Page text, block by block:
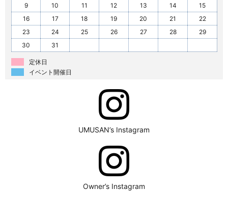
9
10 11 12 13 14
15
16
17 18 19 20 21
22
23
24 25 26 27 28
29
30
31
定休日
イベント開催日
UMUSAN’s Instagram
Owner’s Instagram